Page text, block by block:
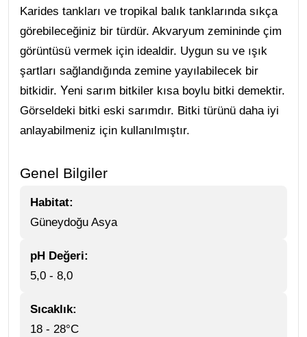
Karides tankları ve tropikal balık tanklarında sıkça
görebileceğiniz bir türdür. Akvaryum zemininde çim
görüntüsü vermek için idealdir. Uygun su ve ışık
şartları sağlandığında zemine yayılabilecek bir
bitkidir. Yeni sarım bitkiler kısa boylu bitki demektir.
Görseldeki bitki eski sarımdır. Bitki türünü daha iyi
anlayabilmeniz için kullanılmıştır.
Genel Bilgiler
Habitat:
Güneydoğu Asya
pH Değeri:
5,0 - 8,0
Sıcaklık:
18 - 28°C